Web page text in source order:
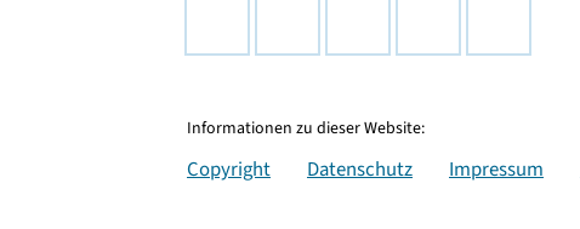
Informationen zu dieser Website:
Copyright Datenschutz Impressum